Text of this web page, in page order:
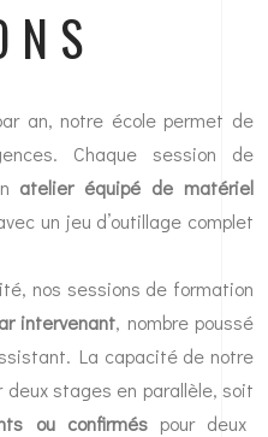
an, notre école permet de
Chaque session de
atelier équipé de matériel
un jeu d’outillage complet
nos sessions de formation
intervenant, nombre poussé
La capacité de notre
stages en parallèle, soit
ou confirmés pour deux